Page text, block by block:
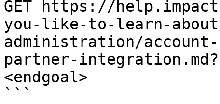
GET https://
you-like-to-learn-
administration/
partner-
<endgoal>
```